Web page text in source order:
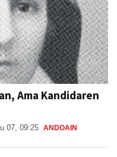
Ama Kandidaren
07, 09:25 ANDOAIN